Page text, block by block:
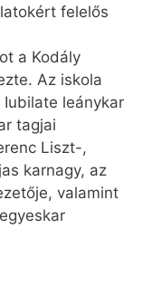
felelős
a Kodály
Az iskola
leánykar
tagjai
Liszt-,
karnagy, az
valamint